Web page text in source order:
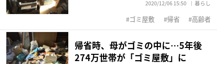
2020/12/06 15:50 暮らし
ゴミ屋敷 帰省 高齢者
帰省時、母がゴミの中に…5年後
274万世帯が「ゴミ屋敷」に